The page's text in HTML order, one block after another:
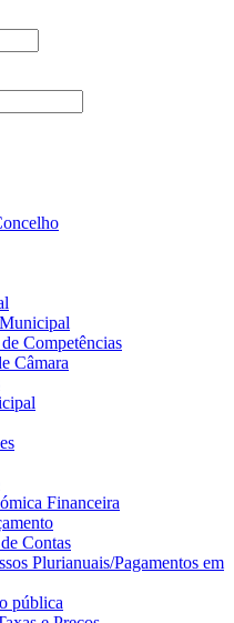
Competências
Câmara
Financeira
Contas
Plurianuais/Pagamentos em
pública